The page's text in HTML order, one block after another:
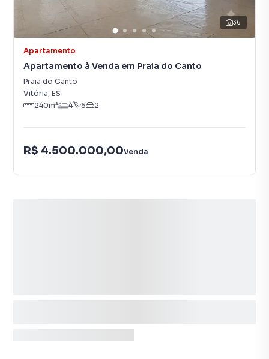
36
Apartamento
Apartamento à Venda em Praia do Canto
Praia do Canto
Vitória, ES
240m² 4 5 2
R$ 4.500.000,00Venda